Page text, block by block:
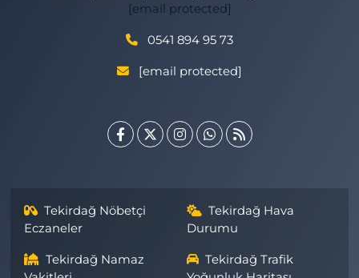
[email protected]
0541 894 95 73
[email protected]
Tekirdağ Nöbetçi
Eczaneler
Tekirdağ Hava
Durumu
Tekirdağ Namaz
Tekirdağ Trafik